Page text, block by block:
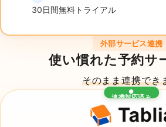
30日間無料トライアル
外部サービス連携
使い慣れた予約サ
そのまま連携でき
●
連携対応済み